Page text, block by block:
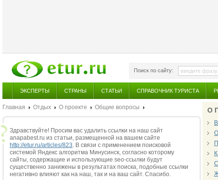
Поиск по сайту:
ЭКСПЕРТЫ СТРАНЫ СТАТЬИ СПРАВОЧНИК ТУРИСТА
Главная Отдых О проекте Общие вопросы
Здравствуйте! Просим вас удалить ссылки на наш сайт
anapabest.ru из статьи, размещенной на вашем сайте
http://etur.ru/articles/823. В связи с применением поисковой
системой Яндекс алгоритма Минусинск, согласно которому
сайты, содержащие и использующие seo-ссылки будут
существенно занижены в результатах поиска, подобные ссылки
негативно влияют как на наш, так и на ваш сайт. Спасибо.
О